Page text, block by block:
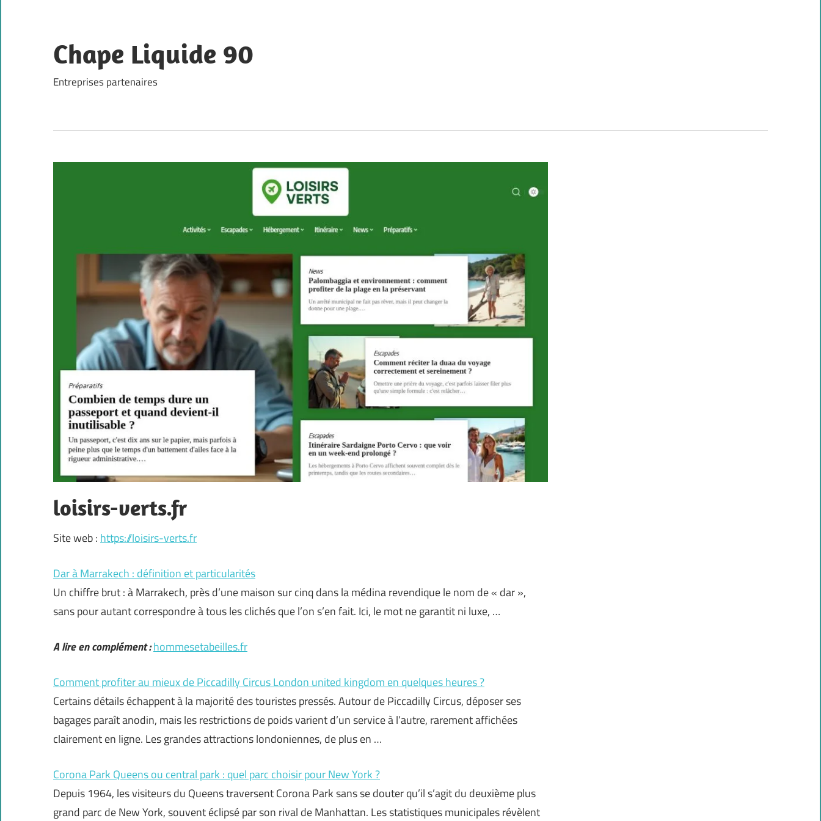
content
Chape Liquide 90
Entreprises partenaires
loisirs-verts.fr
Site web : https://loisirs-verts.fr
Dar à Marrakech : définition et particularités
Un chiffre brut : à Marrakech, près d’une maison sur cinq dans la médina revendique le nom de « dar »,
sans pour autant correspondre à tous les clichés que l’on s’en fait. Ici, le mot ne garantit ni luxe, …
A lire en complément :hommesetabeilles.fr
Comment profiter au mieux de Piccadilly Circus London united kingdom en quelques heures ?
Certains détails échappent à la majorité des touristes pressés. Autour de Piccadilly Circus, déposer ses
bagages paraît anodin, mais les restrictions de poids varient d’un service à l’autre, rarement affichées
clairement en ligne. Les grandes attractions londoniennes, de plus en …
Corona Park Queens ou central park : quel parc choisir pour New York ?
Depuis 1964, les visiteurs du Queens traversent Corona Park sans se douter qu’il s’agit du deuxième plus
grand parc de New York, souvent éclipsé par son rival de Manhattan. Les statistiques municipales révèlent